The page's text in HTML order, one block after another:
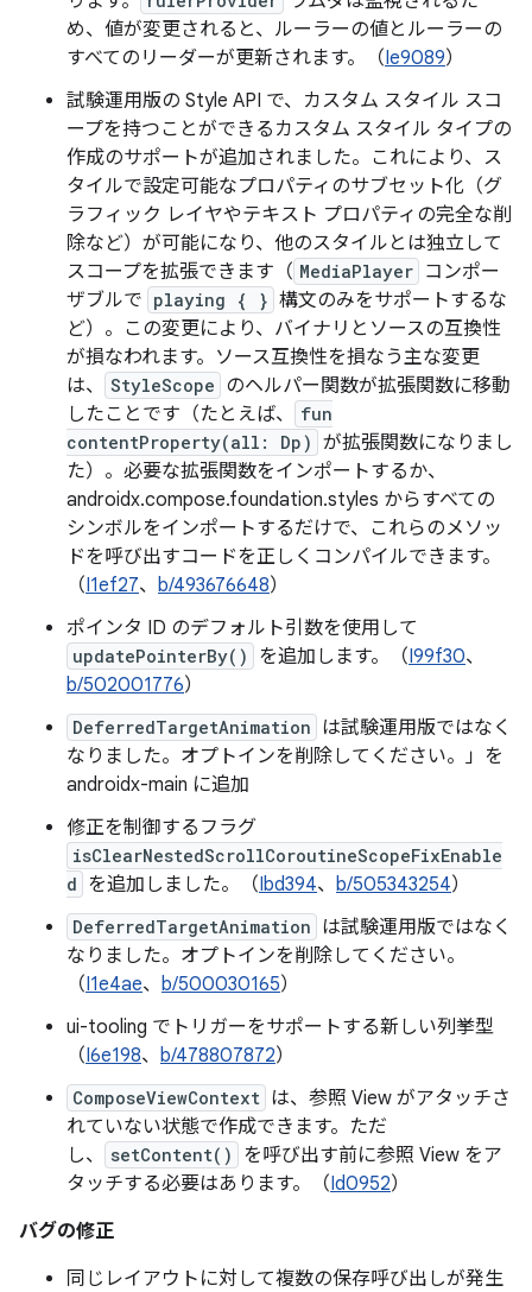
め、値が変更されると、ルーラーの値とルーラーの
すべてのリーダーが更新されます。（Ie9089）
試験運用版の Style API で、カスタム スタイル スコ
ープを持つことができるカスタム スタイル タイプの
作成のサポートが追加されました。これにより、ス
タイルで設定可能なプロパティのサブセット化（グ
ラフィック レイヤやテキスト プロパティの完全な削
除など）が可能になり、他のスタイルとは独立して
スコープを拡張できます（ MediaPlayer コンポー
ザブルで playing { } 構文のみをサポートするな
ど）。この変更により、バイナリとソースの互換性
が損なわれます。ソース互換性を損なう主な変更
は、
StyleScope のヘルパー関数が拡張関数に移動
したことです（たとえば、
fun
contentProperty(all: Dp) が拡張関数になりまし
た）。必要な拡張関数をインポートするか、
androidx.compose.foundation.styles からすべての
シンボルをインポートするだけで、これらのメソッ
ドを呼び出すコードを正しくコンパイルできます。
（I1ef27、 b/493676648）
ポインタ ID のデフォルト引数を使用して
updatePointerBy() を追加します。（I99f30、
b/502001776）
DeferredTargetAnimation は試験運用版ではなく
なりました。オプトインを削除してください。」を
androidx-main に追加
修正を制御するフラグ
isClearNestedScrollCoroutineScopeFixEnable
d を追加しました。（Ibd394、 b/505343254）
DeferredTargetAnimation は試験運用版ではなく
なりました。オプトインを削除してください。
（I1e4ae、 b/500030165）
ui-tooling でトリガーをサポートする新しい列挙型
（I6e198、 b/478807872）
ComposeViewContext は、参照 View がアタッチさ
れていない状態で作成できます。ただ
し、
setContent()
を呼び出す前に参照 View をア
タッチする必要はあります。（Id0952）
バグの修正
同じレイアウトに対して複数の保存呼び出しが発生